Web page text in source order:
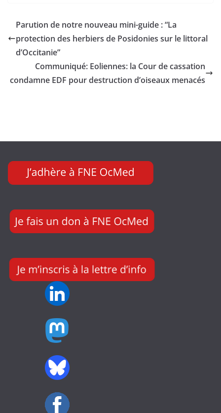
Parution de notre nouveau mini-guide : “La
protection des herbiers de Posidonies sur le littoral
d’Occitanie”
Communiqué: Eoliennes: la Cour de cassation
condamne EDF pour destruction d’oiseaux menacés